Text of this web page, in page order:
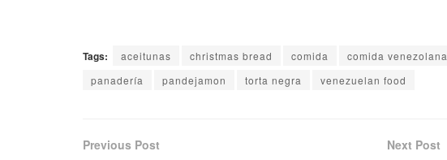
Tags: aceitunas christmas bread comida comida venezolana
panadería
pandejamon torta negra venezuelan food
Previous Post Next Post